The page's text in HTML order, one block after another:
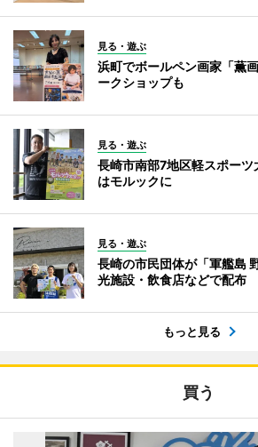
見る・遊ぶ
浜町でボールペン画家「薫
ークショップも
見る・遊ぶ
長崎市南部7地区軽スポー
はモルックに
見る・遊ぶ
長崎の市民団体が「軍艦島
光施設・飲食店などで配布
もっと見る
買う